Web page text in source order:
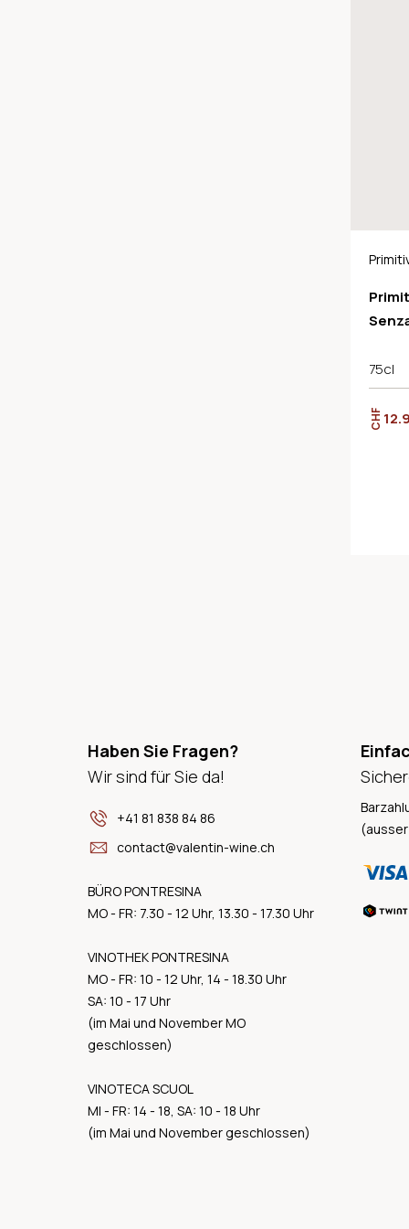
75cl
CHF
Haben Sie Fragen?
Wir sind für Sie da!
+41 81 838 84 86
contact@valentin-wine.ch
BÜRO PONTRESINA
MO - FR: 7.30 - 12 Uhr, 13.30 - 17.30 Uhr
VINOTHEK PONTRESINA
MO - FR: 10 - 12 Uhr, 14 - 18.30 Uhr
SA: 10 - 17 Uhr
(im Mai und November MO
geschlossen)
VINOTECA SCUOL
MI - FR: 14 - 18, SA: 10 - 18 Uhr
(im Mai und November geschlossen)